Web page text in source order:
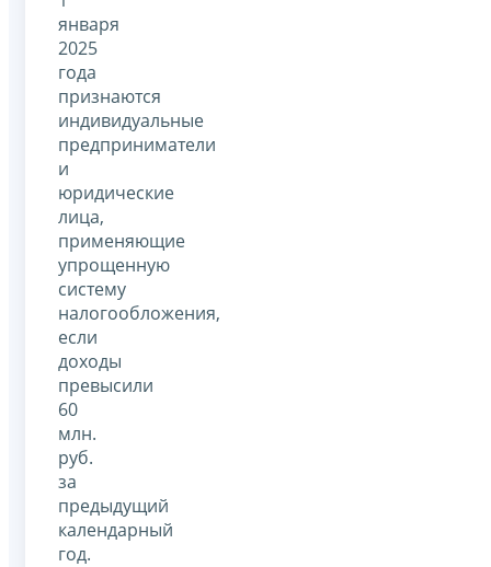
января
2025
года
признаются
индивидуальные
предприниматели
и
юридические
лица,
применяющие
упрощенную
систему
налогообложения,
если
доходы
превысили
60
млн.
руб.
за
предыдущий
календарный
год.